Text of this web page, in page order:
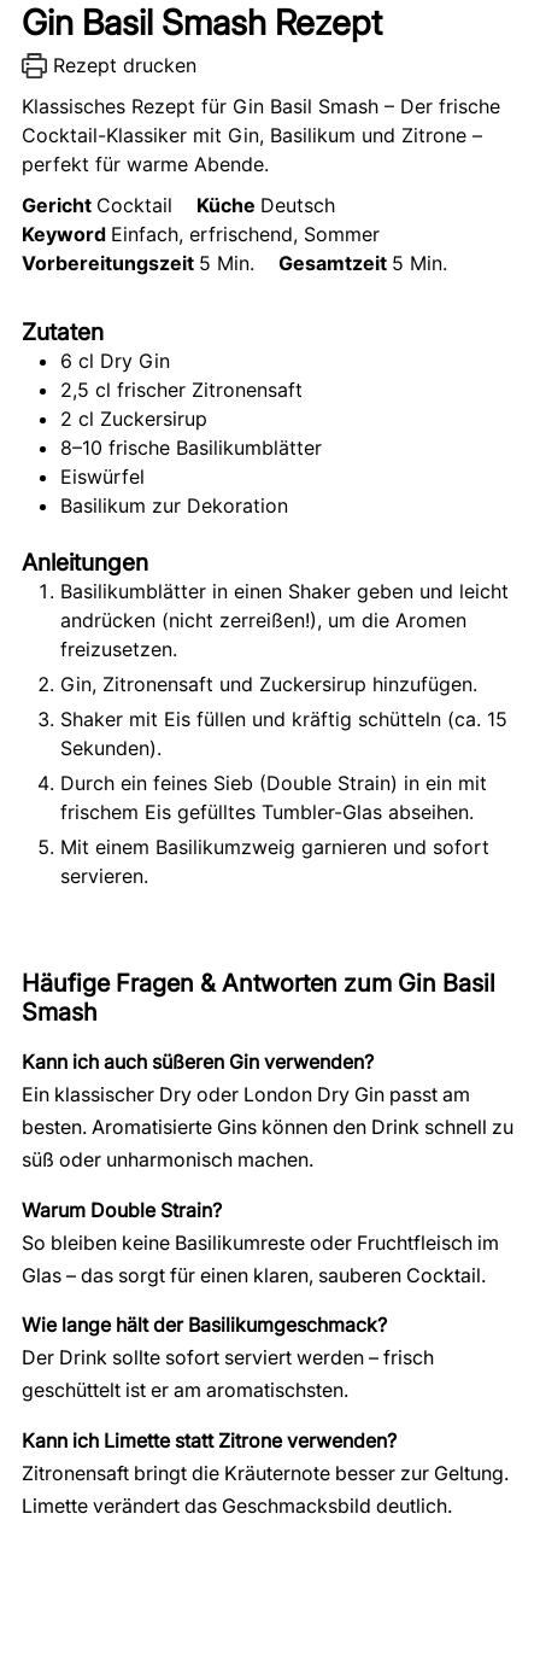
Gin Basil Smash Rezept
Rezept drucken
Klassisches Rezept für Gin Basil Smash – Der frische
Cocktail-Klassiker mit Gin, Basilikum und Zitrone –
perfekt für warme Abende.
Gericht Cocktail Küche Deutsch
Keyword Einfach, erfrischend, Sommer
Vorbereitungszeit 5 Min. Gesamtzeit 5 Min.
Zutaten
6 cl Dry Gin
2,5 cl frischer Zitronensaft
2 cl Zuckersirup
8–10 frische Basilikumblätter
Eiswürfel
Basilikum zur Dekoration
Anleitungen
Basilikumblätter in einen Shaker geben und leicht
andrücken (nicht zerreißen!), um die Aromen
freizusetzen.
Gin, Zitronensaft und Zuckersirup hinzufügen.
Shaker mit Eis füllen und kräftig schütteln (ca. 15
Sekunden).
Durch ein feines Sieb (Double Strain) in ein mit
frischem Eis gefülltes Tumbler-Glas abseihen.
Mit einem Basilikumzweig garnieren und sofort
servieren.
Häufige Fragen & Antworten zum Gin Basil
Smash
Kann ich auch süßeren Gin verwenden?
Ein klassischer Dry oder London Dry Gin passt am
besten. Aromatisierte Gins können den Drink schnell zu
süß oder unharmonisch machen.
Warum Double Strain?
So bleiben keine Basilikumreste oder Fruchtfleisch im
Glas – das sorgt für einen klaren, sauberen Cocktail.
Wie lange hält der Basilikumgeschmack?
Der Drink sollte sofort serviert werden – frisch
geschüttelt ist er am aromatischsten.
Kann ich Limette statt Zitrone verwenden?
Zitronensaft bringt die Kräuternote besser zur Geltung.
Limette verändert das Geschmacksbild deutlich.